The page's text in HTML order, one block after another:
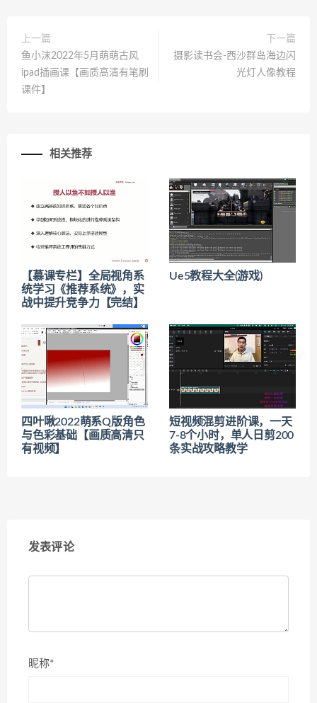
上一篇
鱼小沫2022年5月萌萌古风
ipad插画课【画质高清有笔刷
课件】
下一篇
摄影读书会-西沙群岛海边闪
光灯人像教程
相关推荐
【慕课专栏】全局视角系
统学习《推荐系统》，实
战中提升竞争力【完结】
Ue5教程大全(游戏)
四叶啾2022萌系Q版角色
与色彩基础【画质高清只
有视频】
短视频混剪进阶课，一天
7-8个小时，单人日剪200
条实战攻略教学
发表评论
昵称*